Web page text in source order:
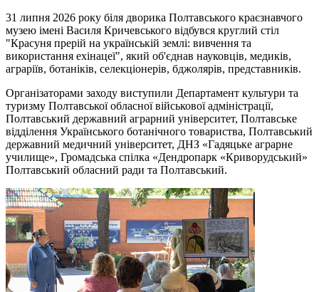
31 липня 2026 року біля дворика Полтавського краєзнавчого
музею імені Василя Кричевського відбувся круглий стіл
"Красуня прерій на українській землі: вивчення та
використання ехінацеї", який об'єднав науковців, медиків,
аграріїв, ботаніків, селекціонерів, бджолярів, представників.
Організаторами заходу виступили Департамент культури та
туризму Полтавської обласної військової адміністрації,
Полтавський державний аграрний університет, Полтавське
відділення Українського ботанічного товариства, Полтавський
державний медичний університет, ДНЗ «Гадяцьке аграрне
училище», Громадська спілка «Дендропарк «Криворудський»
Полтавський обласний ради та Полтавський.